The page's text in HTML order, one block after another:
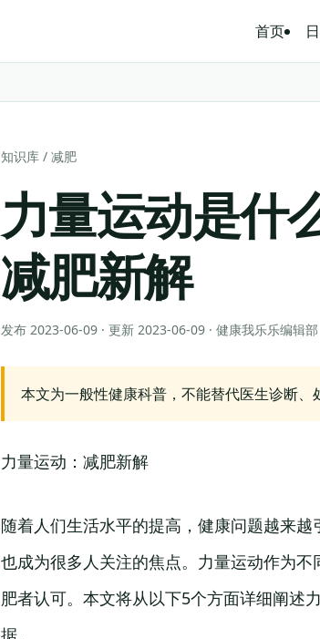
首页
知识库 / 减肥
力量运动是什
减肥新解
发布 2023-06-09 · 更新 2023-06-09 · 健康我乐乐编辑部
本文为一般性健康科普，不能替代医生诊断、
力量运动：减肥新解
随着人们生活水平的提高，健康问题越来
也成为很多人关注的焦点。力量运动作为
肥者认可。本文将从以下5个方面详细阐述
据。